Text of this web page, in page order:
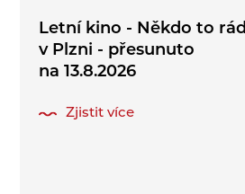
Letní kino - Někdo to rád
v Plzni - přesunuto
na 13.8.2026
Zjistit více